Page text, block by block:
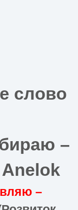
слово
–
Anelok
–